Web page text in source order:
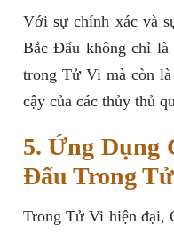
Với sự chính xác và
Bắc Đẩu không chỉ là
trong Tử Vi mà còn
cậy của các thủy thủ
5. Ứng Dụng
Đẩu Trong
Trong Tử Vi hiện đại,